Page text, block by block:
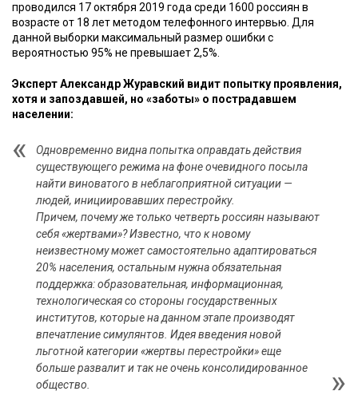
проводился 17 октября 2019 года среди 1600 россиян в
возрасте от 18 лет методом телефонного интервью. Для
данной выборки максимальный размер ошибки с
вероятностью 95% не превышает 2,5%.
Эксперт Александр Журавский видит попытку проявления,
хотя и запоздавшей, но «заботы» о пострадавшем
населении:
Одновременно видна попытка оправдать действия
существующего режима на фоне очевидного посыла
найти виноватого в неблагоприятной ситуации —
людей, инициировавших перестройку.
Причем, почему же только четверть россиян называют
себя «жертвами»? Известно, что к новому
неизвестному может самостоятельно адаптироваться
20% населения, остальным нужна обязательная
поддержка: образовательная, информационная,
технологическая со стороны государственных
институтов, которые на данном этапе производят
впечатление симулянтов. Идея введения новой
льготной категории «жертвы перестройки» еще
больше развалит и так не очень консолидированное
общество.